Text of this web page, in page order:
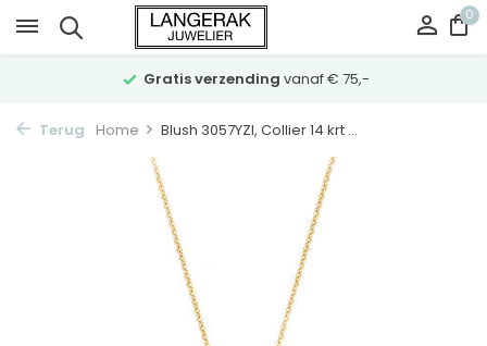
0
Gratis verzending vanaf € 75,-
Terug Home Blush 3057YZI, Collier 14 krt ...